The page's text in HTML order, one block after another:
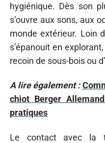
hygiénique. Dès son
s’ouvre aux sons, aux
monde extérieur. Loin
s’épanouit en
recoin de sous-bois ou
A lire également :
chiot Berger
pratiques
Le contact avec la